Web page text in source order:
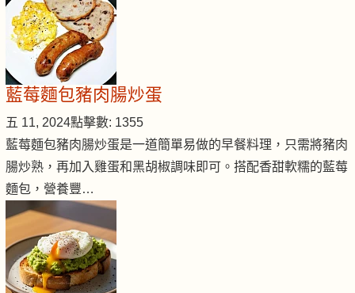
藍莓麵包豬肉腸炒蛋
五 11, 2024點擊數: 1355
藍莓麵包豬肉腸炒蛋是一道簡單易做的早餐料理，只需將豬肉
腸炒熟，再加入雞蛋和黑胡椒調味即可。搭配香甜軟糯的藍莓
麵包，營養豐…